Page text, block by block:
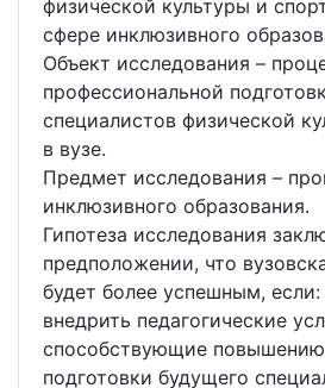
физической культуры и
сфере инклюзивного
Объект исследования –
профессиональной
специалистов физической
в вузе.
Предмет исследования –
инклюзивного образования.
Гипотеза исследования
предположении, что
будет более успешным, если:
внедрить педагогические
способствующие
подготовки будущего